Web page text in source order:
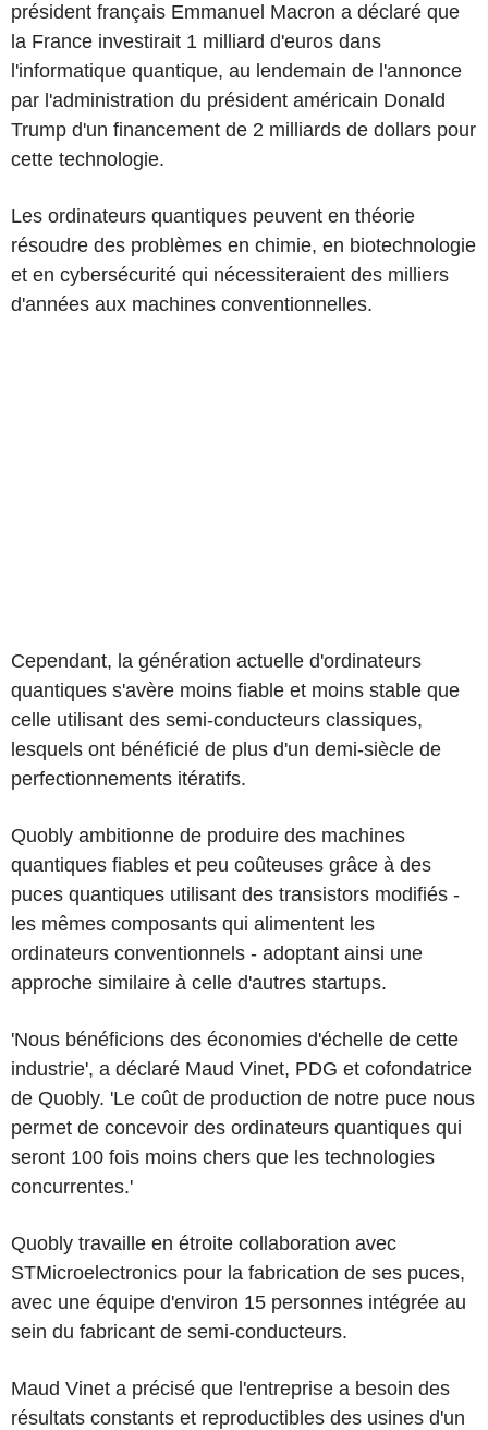
président français Emmanuel Macron a déclaré que
la France investirait 1 milliard d'euros dans
l'informatique quantique, au lendemain de l'annonce
par l'administration du président américain Donald
Trump d'un financement de 2 milliards de dollars pour
cette technologie.
Les ordinateurs quantiques peuvent en théorie
résoudre des problèmes en chimie, en biotechnologie
et en cybersécurité qui nécessiteraient des milliers
d'années aux machines conventionnelles.
Cependant, la génération actuelle d'ordinateurs
quantiques s'avère moins fiable et moins stable que
celle utilisant des semi-conducteurs classiques,
lesquels ont bénéficié de plus d'un demi-siècle de
perfectionnements itératifs.
Quobly ambitionne de produire des machines
quantiques fiables et peu coûteuses grâce à des
puces quantiques utilisant des transistors modifiés -
les mêmes composants qui alimentent les
ordinateurs conventionnels - adoptant ainsi une
approche similaire à celle d'autres startups.
'Nous bénéficions des économies d'échelle de cette
industrie', a déclaré Maud Vinet, PDG et cofondatrice
de Quobly. 'Le coût de production de notre puce nous
permet de concevoir des ordinateurs quantiques qui
seront 100 fois moins chers que les technologies
concurrentes.'
Quobly travaille en étroite collaboration avec
STMicroelectronics pour la fabrication de ses puces,
avec une équipe d'environ 15 personnes intégrée au
sein du fabricant de semi-conducteurs.
Maud Vinet a précisé que l'entreprise a besoin des
résultats constants et reproductibles des usines d'un